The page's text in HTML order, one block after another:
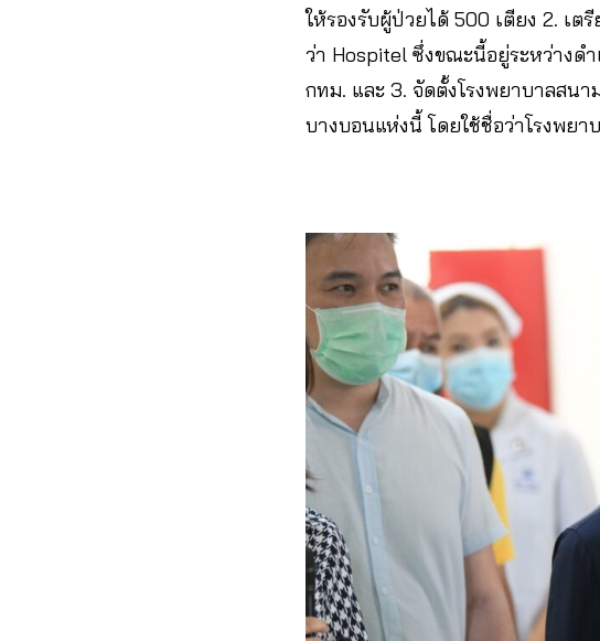
ให้รองรับผู้ป่วยได้ 500 เตียง 2. เต
ว่า Hospitel ซึ่งขณะนี้อยู่ระหว่างดำ
กทม. และ 3. จัดตั้งโรงพยาบาลสน
บางบอนแห่งนี้ โดยใช้ชื่อว่าโรงพยา